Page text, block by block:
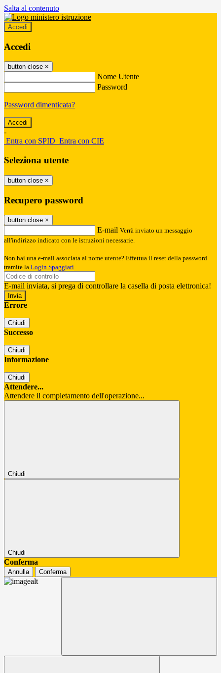
Salta al contenuto
Accedi
Accedi
button close ×
Nome Utente
Password
Password dimenticata?
-
Entra con SPID Entra con CIE
Seleziona utente
button close ×
Recupero password
button close ×
E-mail Verrà inviato un messaggio
all'indirizzo indicato con le istruzioni necessarie.
Non hai una e-mail associata al nome utente? Effettua il reset della password
tramite la Login Spaggiari
E-mail inviata, si prega di controllare la casella di posta elettronica!
Errore
Chiudi
Successo
Chiudi
Informazione
Chiudi
Attendere...
Attendere il completamento dell'operazione...
Chiudi
Chiudi
Conferma
Annulla Conferma